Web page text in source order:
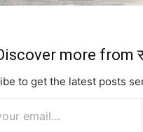
more from
to get the latest posts